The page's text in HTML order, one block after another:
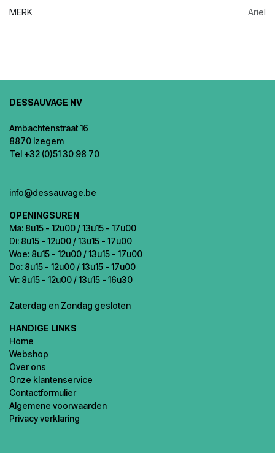
MERK Ariel
DESSAUVAGE NV
Ambachtenstraat 16
8870 Izegem
Tel +32 (0)51 30 98 70
info@dessauvage.be
OPENINGSUREN
Ma: 8u15 - 12u00 / 13u15 - 17u00
Di: 8u15 - 12u00 / 13u15 - 17u00
Woe: 8u15 - 12u00 / 13u15 - 17u00
Do: 8u15 - 12u00 / 13u15 - 17u00
Vr: 8u15 - 12u00 / 13u15 - 16u30
Zaterdag en Zondag gesloten
HANDIGE LINKS
Home
Webshop
Over ons
Onze klantenservice
Contactformulier
Algemene voorwaarden
Privacy verklaring